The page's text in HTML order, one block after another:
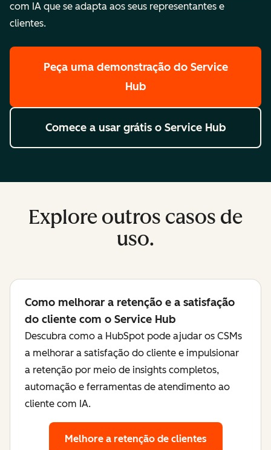
com IA que se adapta aos seus representantes e
clientes.
Peça uma demonstração do Service
Hub
Comece a usar grátis o Service Hub
Explore outros casos de
uso.
Como melhorar a retenção e a satisfação
do cliente com o Service Hub
Descubra como a HubSpot pode ajudar os CSMs
a melhorar a satisfação do cliente e impulsionar
a retenção por meio de insights completos,
automação e ferramentas de atendimento ao
cliente com IA.
Melhore a retenção de clientes